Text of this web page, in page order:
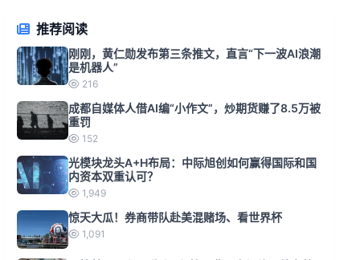
推荐阅读
刚刚，黄仁勋发布第三条推文，直言“下一波AI浪潮
是机器人”
216
成都自媒体人借AI编“小作文”，炒期货赚了8.5万被
重罚
152
光模块龙头A+H布局：中际旭创如何赢得国际和国
内资本双重认可？
1,949
惊天大瓜！券商带队赴美混赌场、看世界杯
1,091